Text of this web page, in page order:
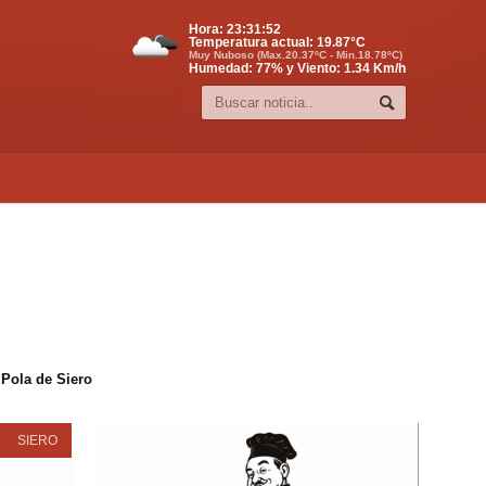
Hora: 23:31:53
Temperatura actual: 19.87°C
Muy Nuboso (Max.20.37ºC - Min.18.78ºC)
Humedad: 77% y Viento: 1.34 Km/h
de Siero
SIERO